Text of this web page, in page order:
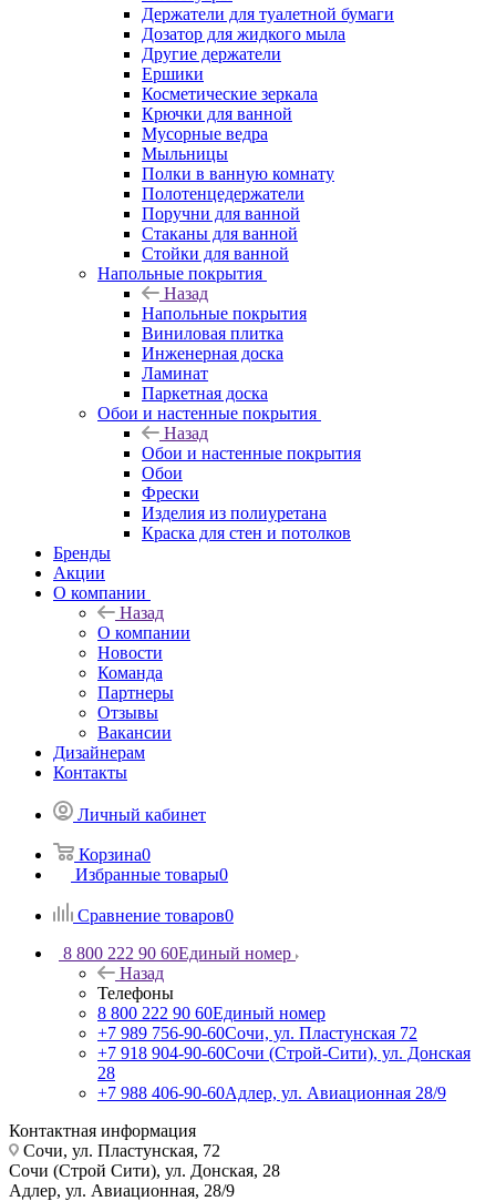
Держатели для туалетной бумаги
Дозатор для жидкого мыла
Другие держатели
Ершики
Косметические зеркала
Крючки для ванной
Мусорные ведра
Мыльницы
Полки в ванную комнату
Полотенцедержатели
Поручни для ванной
Стаканы для ванной
Стойки для ванной
Напольные покрытия
Назад
Напольные покрытия
Виниловая плитка
Инженерная доска
Ламинат
Паркетная доска
Обои и настенные покрытия
Назад
Обои и настенные покрытия
Обои
Фрески
Изделия из полиуретана
Краска для стен и потолков
Бренды
Акции
О компании
Назад
О компании
Новости
Команда
Партнеры
Отзывы
Вакансии
Дизайнерам
Контакты
Личный кабинет
Корзина0
Избранные товары0
Сравнение товаров0
8 800 222 90 60Единый номер
Назад
Телефоны
8 800 222 90 60Единый номер
+7 989 756-90-60Сочи, ул. Пластунская 72
+7 918 904-90-60Сочи (Строй-Сити), ул. Донская
28
+7 988 406-90-60Адлер, ул. Авиационная 28/9
Контактная информация
Сочи, ул. Пластунская, 72
Сочи (Строй Сити), ул. Донская, 28
Адлер, ул. Авиационная, 28/9